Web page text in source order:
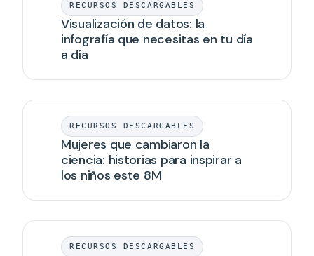
RECURSOS DESCARGABLES
Visualización de datos: la
infografía que necesitas en tu día
a día
RECURSOS DESCARGABLES
Mujeres que cambiaron la
ciencia: historias para inspirar a
los niños este 8M
RECURSOS DESCARGABLES